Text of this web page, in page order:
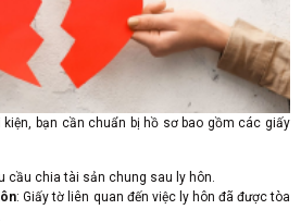
kiện, bạn cần chuẩn bị hồ sơ bao gồm các giấy
cầu chia tài sản chung sau ly hôn.
: Giấy tờ liên quan đến việc ly hôn đã được tòa